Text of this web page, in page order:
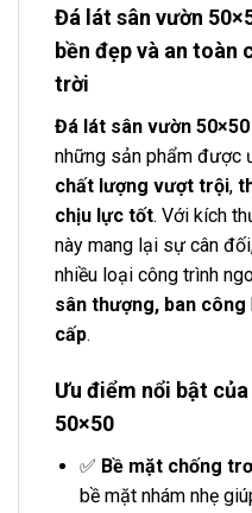
Đá lát sân vườn
bền đẹp và an toàn
trời
Đá lát sân vườn
những sản phẩm được
chất lượng vượt trội,
chịu lực tốt. Với kích
này mang lại sự cân
nhiều loại công trình
sân thượng, ban công
cấp.
Ưu điểm nổi bật
50×50
✅ Bề mặt chống
bề mặt nhám nhẹ